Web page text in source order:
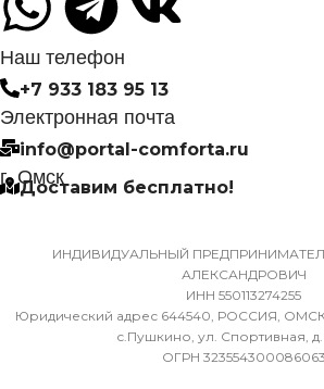
СИСТЕМА
САМОДИАГНОСТИКИ
НЕИСПРАВНОСТИ
Да
МИН. РАБОЧАЯ ТЕМПЕРАТУРА
9,52
Наш телефон
+7 933 183 95 13
Электронная почта
info@portal-comforta.ru
г. Омск
Доставим бесплатно!
ИНДИВИДУАЛЬНЫЙ
АЛЕКСАНДРОВИЧ
ИНН 550113274255
Юридический адрес 644540, РОССИЯ,
с.Пушкино, ул. Спортивная, д.
ОГРН 323554300086063